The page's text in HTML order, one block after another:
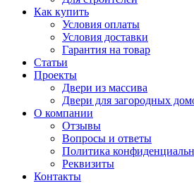
Как купить
Условия оплаты
Условия доставки
Гарантия на товар
Статьи
Проекты
Двери из массива
Двери для загородных
О компании
Отзывы
Вопросы и ответы
Политика
Реквизиты
Контакты